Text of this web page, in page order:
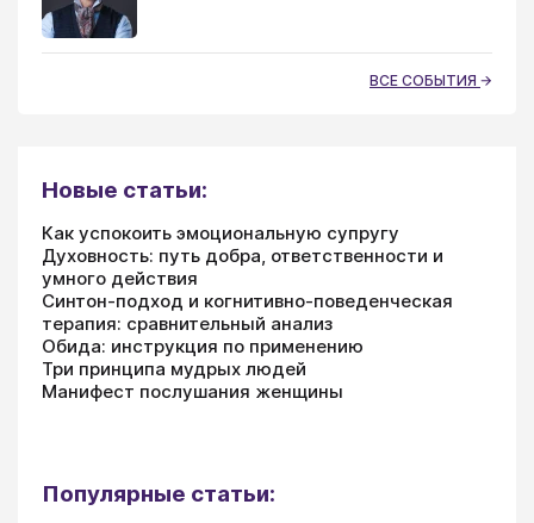
ВСЕ СОБЫТИЯ
Новые статьи:
Как успокоить эмоциональную супругу
Духовность: путь добра, ответственности и
умного действия
Синтон-подход и когнитивно-поведенческая
терапия: сравнительный анализ
Обида: инструкция по применению
Три принципа мудрых людей
Манифест послушания женщины
Популярные статьи: